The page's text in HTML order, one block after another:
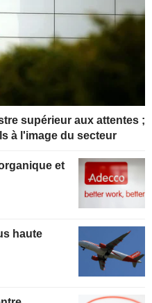
supérieur aux attentes ;
à l'image du secteur
haute